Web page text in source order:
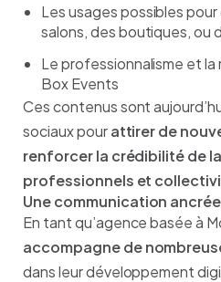
Les usages possibles
salons, des boutiques, ou
Le professionnalisme et
Box Events
Ces contenus sont
sociaux pourattirer de
renforcer la crédibilité de
professionnels et
Une communication
En tant qu’agence basée à
accompagne de
dans leur développement